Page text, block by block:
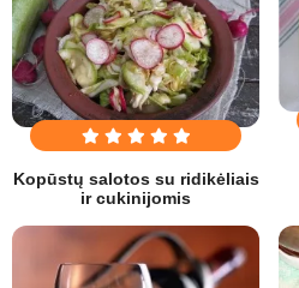
Kopūstų salotos su ridikėliais
ir cukinijomis